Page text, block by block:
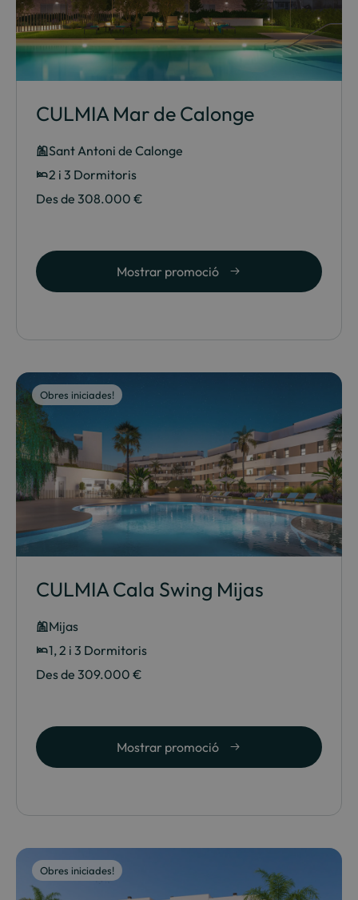
CULMIA Mar de Calonge
Sant Antoni de Calonge
2 i 3 Dormitoris
Des de 308.000 €
Mostrar promoció
Obres iniciades!
CULMIA Cala Swing Mijas
Mijas
1, 2 i 3 Dormitoris
Des de 309.000 €
Mostrar promoció
Obres iniciades!